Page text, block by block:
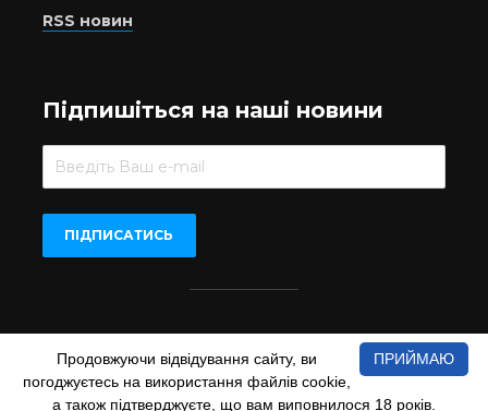
RSS новин
Підпишіться на наші новини
Beer.UA © 2016-2022
При копіюванні матеріалів з сайту обов'язкове пряме
відкрите для пошукових систем гіперпосилання на сайт
www.beer.ua
ПРИЙМАЮ
Продовжуючи відвідування сайту, ви
погоджуєтесь на використання файлів cookie,
а також підтверджуєте, що вам виповнилося 18 років.